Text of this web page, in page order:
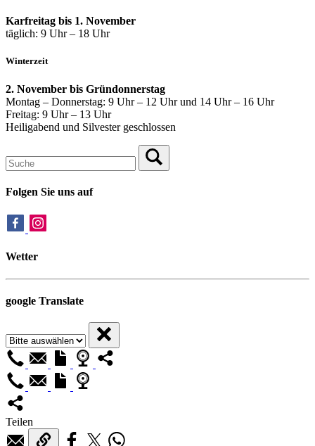
Karfreitag bis 1. November
täglich: 9 Uhr – 18 Uhr
Winterzeit
2. November bis Gründonnerstag
Montag – Donnerstag: 9 Uhr – 12 Uhr und 14 Uhr – 16 Uhr
Freitag: 9 Uhr – 13 Uhr
Heiligabend und Silvester geschlossen
Folgen Sie uns auf
Wetter
google Translate
Teilen